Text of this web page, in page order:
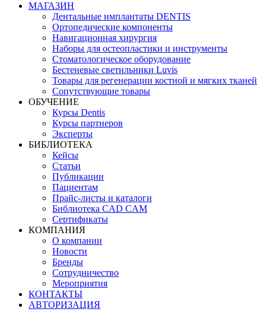
МАГАЗИН
Дентальные имплантаты DENTIS
Ортопедические компоненты
Навигационная хирургия
Наборы для остеопластики и инструменты
Стоматологическое оборудование
Бестеневые светильники Luvis
Товары для регенерации костной и мягких тканей
Сопутствующие товары
ОБУЧЕНИЕ
Курсы Dentis
Курсы партнеров
Эксперты
БИБЛИОТЕКА
Кейсы
Статьи
Публикации
Пациентам
Прайс-листы и каталоги
Библиотека CAD CAM
Сертификаты
КОМПАНИЯ
О компании
Новости
Бренды
Сотрудничество
Мероприятия
КОНТАКТЫ
АВТОРИЗАЦИЯ